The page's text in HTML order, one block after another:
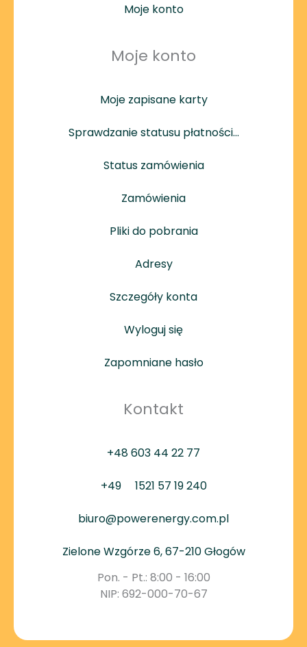
Moje konto
Moje konto
Moje zapisane karty
Sprawdzanie statusu płatności…
Status zamówienia
Zamówienia
Pliki do pobrania
Adresy
Szczegóły konta
Wyloguj się
Zapomniane hasło
Kontakt
+48 603 44 22 77
+49 1521 57 19 240
biuro@powerenergy.com.pl
Zielone Wzgórze 6, 67-210 Głogów
Pon. - Pt.: 8:00 - 16:00
NIP: 692-000-70-67